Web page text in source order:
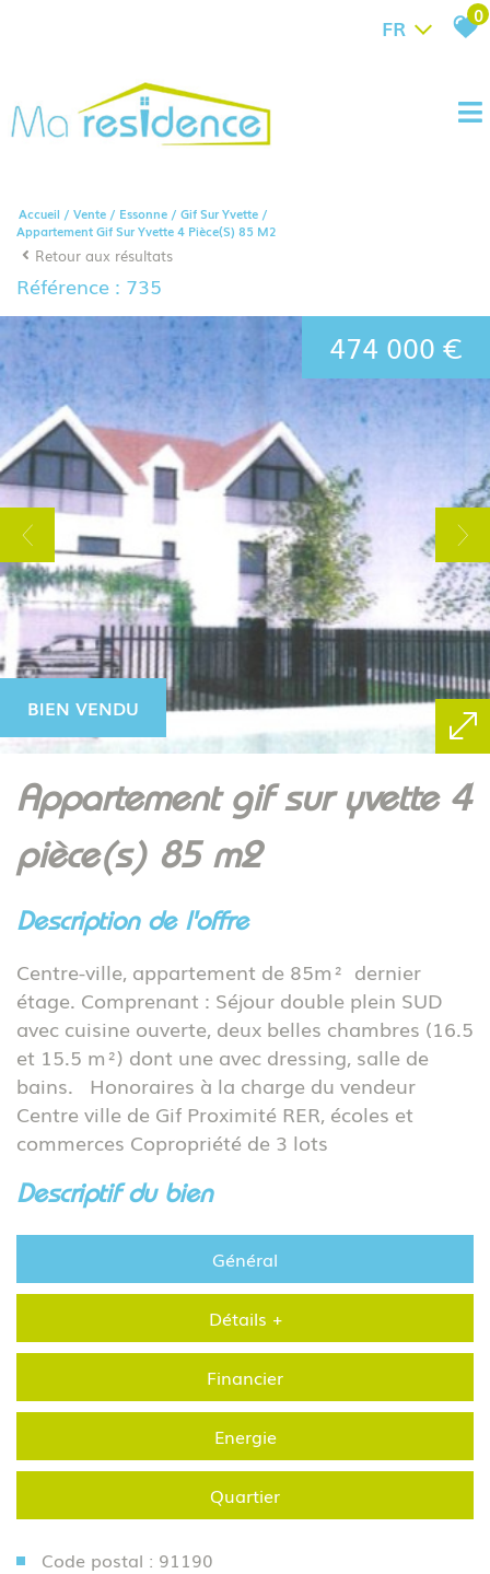
FR 0
Accueil Vente Essonne
Gif Sur Yvette
Appartement Gif Sur Yvette 4 Pièce(s) 85 M2
Retour aux résultats
Référence : 735
BIEN VENDU
474 000 €
appartement gif sur yvette 4
pièce(s) 85 m2
description de l'offre
Centre-ville, appartement de 85m² dernier
étage. Comprenant : Séjour double plein SUD
avec cuisine ouverte, deux belles chambres (16.5
et 15.5 m²) dont une avec dressing, salle de
bains. Honoraires à la charge du vendeur
Centre ville de Gif Proximité RER, écoles et
commerces Copropriété de 3 lots
descriptif du bien
Général
Détails +
Financier
Energie
Quartier
Code postal : 91190